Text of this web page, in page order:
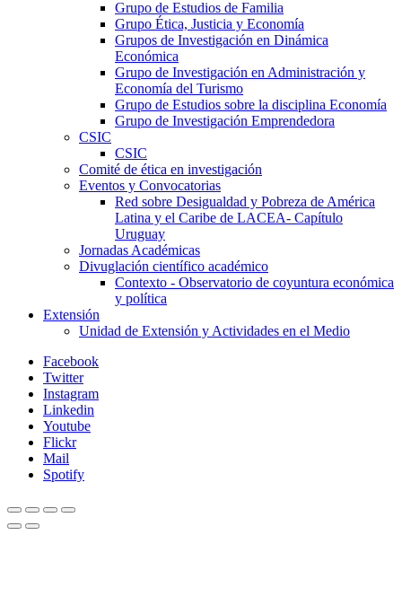
Grupo de Estudios de Familia
Grupo Ética, Justicia y Economía
Grupos de Investigación en Dinámica
Económica
Grupo de Investigación en Administración y
Economía del Turismo
Grupo de Estudios sobre la disciplina Economía
Grupo de Investigación Emprendedora
CSIC
CSIC
Comité de ética en investigación
Eventos y Convocatorias
Red sobre Desigualdad y Pobreza de América
Latina y el Caribe de LACEA- Capítulo
Uruguay
Jornadas Académicas
Divuglación científico académico
Contexto - Observatorio de coyuntura económica
y política
Extensión
Unidad de Extensión y Actividades en el Medio
Facebook
Twitter
Instagram
Linkedin
Youtube
Flickr
Mail
Spotify